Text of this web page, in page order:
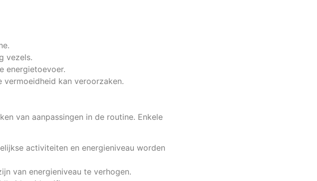
vezels.
energietoevoer.
kan veroorzaken.
van aanpassingen in de routine. Enkele
activiteiten en energieniveau worden
van energieniveau te verhogen.